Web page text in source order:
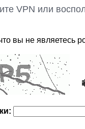
VPN или
вы не являетесь